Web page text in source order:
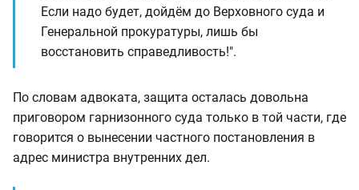
Если надо будет, дойдём до Верховного суда и
Генеральной прокуратуры, лишь бы
восстановить справедливость!".
По словам адвоката, защита осталась довольна
приговором гарнизонного суда только в той части, где
говорится о вынесении частного постановления в
адрес министра внутренних дел.